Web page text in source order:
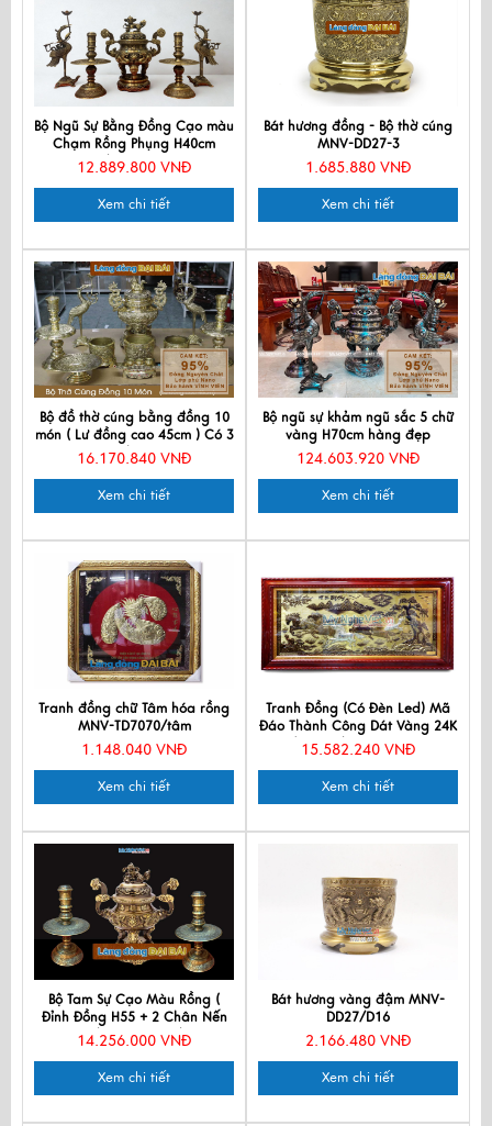
Bộ Ngũ Sự Bằng Đồng Cạo màu
Chạm Rồng Phụng H40cm
DD18/40NS cao mau
12.889.800 VNĐ
Xem chi tiết
Bát hương đồng - Bộ thờ cúng
MNV-DD27-3
1.685.880 VNĐ
Xem chi tiết
Bộ đồ thờ cúng bằng đồng 10
món ( Lư đồng cao 45cm ) Có 3
Bát hương
16.170.840 VNĐ
Xem chi tiết
Bộ ngũ sự khảm ngũ sắc 5 chữ
vàng H70cm hàng đẹp
DDNS18-70
124.603.920 VNĐ
Xem chi tiết
Tranh đồng chữ Tâm hóa rồng
MNV-TD7070/tâm
1.148.040 VNĐ
Xem chi tiết
Tranh Đồng (Có Đèn Led) Mã
Đáo Thành Công Dát Vàng 24K
(90x170)cm DD60100
15.582.240 VNĐ
Xem chi tiết
Bộ Tam Sự Cạo Màu Rồng (
Đỉnh Đồng H55 + 2 Chân Nến
H43) MNV-DD18/55
14.256.000 VNĐ
Xem chi tiết
Bát hương vàng đậm MNV-
DD27/D16
2.166.480 VNĐ
Xem chi tiết